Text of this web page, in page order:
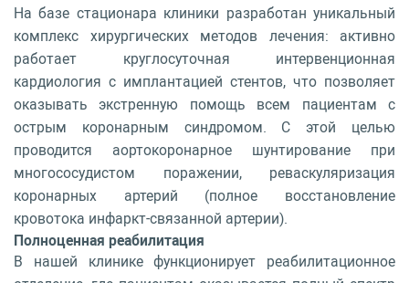
На базе стационара клиники разработан уникальный
комплекс хирургических методов лечения: активно
работает круглосуточная интервенционная
кардиология с имплантацией стентов, что позволяет
оказывать экстренную помощь всем пациентам с
острым коронарным синдромом. С этой целью
проводится аортокоронарное шунтирование при
многососудистом поражении, реваскуляризация
коронарных артерий (полное восстановление
кровотока инфаркт-связанной артерии).
Полноценная реабилитация
В нашей клинике функционирует реабилитационное